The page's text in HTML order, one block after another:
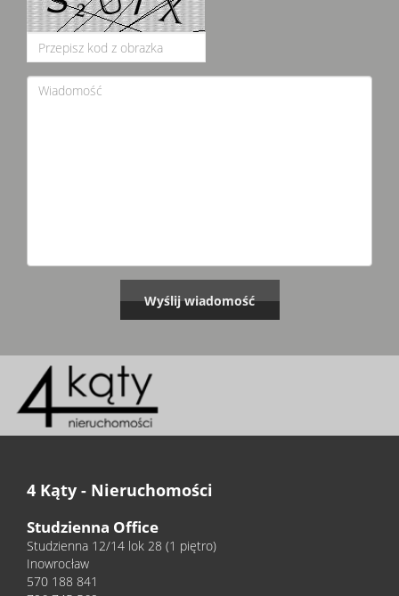
4 Kąty - Nieruchomości
Studzienna Office
Studzienna 12/14 lok 28 (1 piętro)
Inowrocław
570 188 841